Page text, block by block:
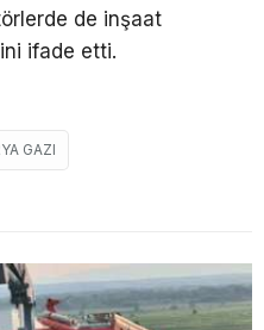
de inşaat
ifade etti.
GAZI